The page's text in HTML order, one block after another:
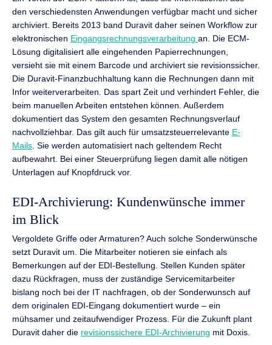
den verschiedensten Anwendungen verfügbar macht und sicher
archiviert. Bereits 2013 band Duravit daher seinen Workflow zur
elektronischen Eingangsrechnungsverarbeitung an. Die ECM-
Lösung digitalisiert alle eingehenden Papierrechnungen,
versieht sie mit einem Barcode und archiviert sie revisionssicher.
Die Duravit-Finanzbuchhaltung kann die Rechnungen dann mit
Infor weiterverarbeiten. Das spart Zeit und verhindert Fehler, die
beim manuellen Arbeiten entstehen können. Außerdem
dokumentiert das System den gesamten Rechnungsverlauf
nachvollziehbar. Das gilt auch für umsatzsteuerrelevante E-
Mails . Sie werden automatisiert nach geltendem Recht
aufbewahrt. Bei einer Steuerprüfung liegen damit alle nötigen
Unterlagen auf Knopfdruck vor.
EDI-Archivierung: Kundenwünsche immer
im Blick
Vergoldete Griffe oder Armaturen? Auch solche Sonderwünsche
setzt Duravit um. Die Mitarbeiter notieren sie einfach als
Bemerkungen auf der EDI-Bestellung. Stellen Kunden später
dazu Rückfragen, muss der zuständige Servicemitarbeiter
bislang noch bei der IT nachfragen, ob der Sonderwunsch auf
dem originalen EDI-Eingang dokumentiert wurde – ein
mühsamer und zeitaufwendiger Prozess. Für die Zukunft plant
Duravit daher die revisionssichere EDI-Archivierung mit Doxis.